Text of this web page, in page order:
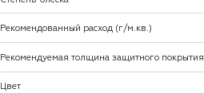
Рекомендованный расход (г/м.кв.)
Рекомендуемая толщина защитного покрытия
Цвет